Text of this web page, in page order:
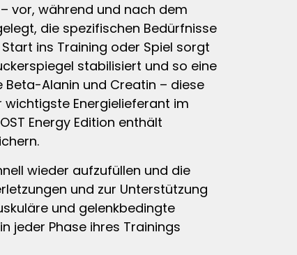
vor, während und nach dem
die spezifischen Bedürfnisse
ins Training oder Spiel sorgt
stabilisiert und so eine
Alanin und Creatin – diese
wichtigste Energielieferant im
Energy Edition enthält
wieder aufzufüllen und die
und zur Unterstützung
und gelenkbedingte
jeder Phase ihres Trainings